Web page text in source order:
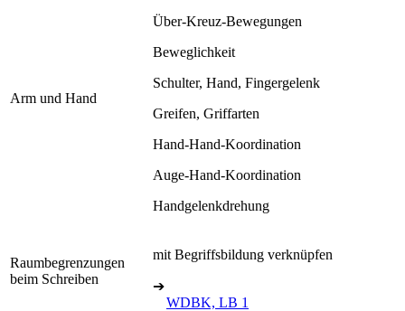
Arm und Hand
Über-Kreuz-Bewegungen
Beweglichkeit
Schulter, Hand, Fingergelenk
Greifen, Griffarten
Hand-Hand-Koordination
Auge-Hand-Koordination
Handgelenkdrehung
Raumbegrenzungen
beim Schreiben
mit Begriffsbildung verknüpfen
➔
WDBK, LB 1